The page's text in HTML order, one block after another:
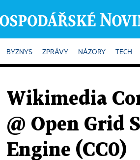
HOME
BYZNYS ZPRÁVY NÁZORY TECH
Wikimedia
@ Open Grid
Engine (CC0)